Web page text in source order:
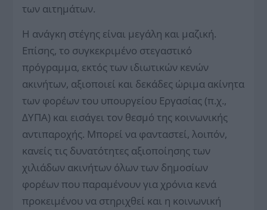
των αιτημάτων.
Η ανάγκη στέγης είναι μεγάλη και μαζική.
Επίσης, το συγκεκριμένο στεγαστικό
πρόγραμμα, εκτός των ιδιωτικών κενών
ακινήτων, αξιοποιεί και δεκάδες ώριμα ακίνητα
των φορέων του υπουργείου Εργασίας (π.χ.,
ΔΥΠΑ) και εισάγει τον θεσμό της κοινωνικής
αντιπαροχής. Μπορεί να φανταστεί, λοιπόν,
κανείς τις δυνατότητες αξιοποίησης των
χιλιάδων ακινήτων όλων των δημοσίων
φορέων που παραμένουν για χρόνια κενά
προκειμένου να στηριχθεί και η κοινωνική